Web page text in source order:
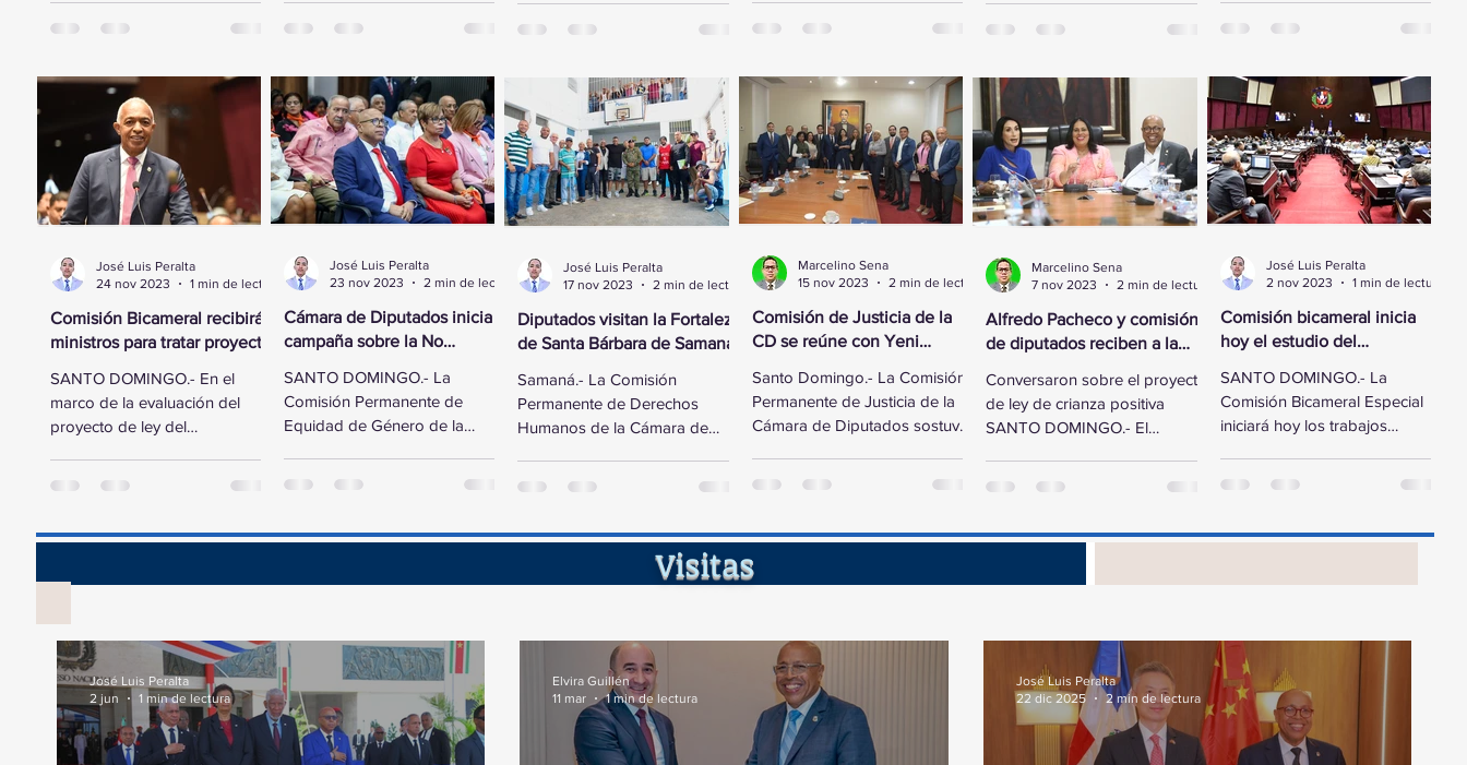
Comisión Bicameral recibirá
ministros para tratar proyecto
General del Estado
SANTO DOMINGO.- En el
marco de la evaluación del
proyecto de ley del
José Luis Peralta
24 nov 2023
Cámara de Diputados inicia
campaña sobre la No
SANTO DOMINGO.- La
Comisión Permanente de
Equidad de Género de la
José Luis Peralta
23 nov 2023
Diputados visitan la Fortaleza
de Santa Bárbara de Samaná
Samaná.- La Comisión
Permanente de Derechos
Humanos de la Cámara de
José Luis Peralta
17 nov 2023
Comisión de Justicia de la
CD se reúne con Yeni
Santo Domingo.- La Comisión
Permanente de Justicia de la
Cámara de Diputados sostuvo
Marcelino Sena
15 nov 2023
Alfredo Pacheco y comisión
de diputados reciben a la
Conversaron sobre el proyecto
de ley de crianza positiva
SANTO DOMINGO.- El
Marcelino Sena
7 nov 2023
Comisión bicameral inicia
hoy el estudio del
Estado 2024
SANTO DOMINGO.- La
Comisión Bicameral Especial
iniciará hoy los trabajos
José Luis Peralta
2 nov 2023
1 min de lectura
Visitas
José Luis Peralta
2 jun
1 min de lectura
Elvira Guillén
11 mar
1 min de lectura
José Luis Peralta
22 dic 2025
2 min de lectura